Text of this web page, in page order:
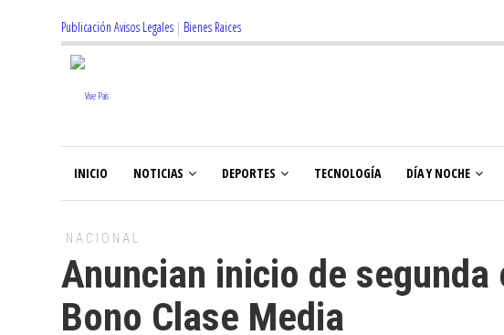
Publicación Avisos Legales | Bienes Raices
INICIO NOTICIAS DEPORTES TECNOLOGÍA DÍA Y NOCHE
NACIONAL
Anuncian inicio de segunda
Bono Clase Media